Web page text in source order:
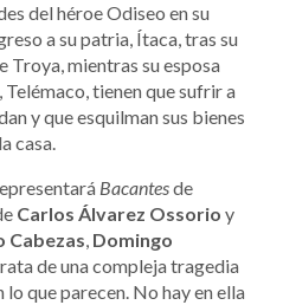
del héroe Odiseo en su
a su patria, Ítaca, tras su
Troya, mientras su esposa
tienen que sufrir a
y que esquilman sus bienes
casa.
Bacantesde
Carlos Álvarez Ossorio y
Cabezas, Domingo
de una compleja tragedia
lo que parecen. No hay en ella